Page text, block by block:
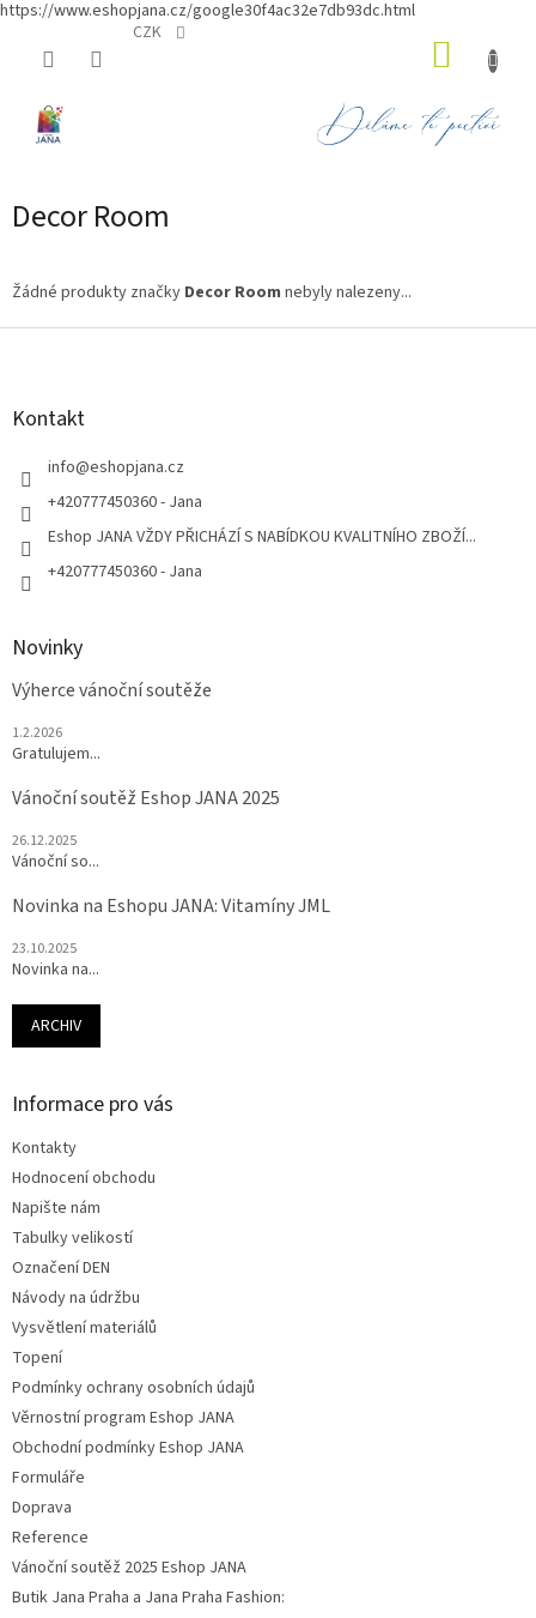
https://www.eshopjana.cz/google30f4ac32e7db93dc.html
CZK
Decor Room
Žádné produkty značky Decor Room nebyly nalezeny...
Z
Kontakt
info@eshopjana.cz
+420777450360 - Jana
Eshop JANA VŽDY PŘICHÁZÍ S NABÍDKOU KVALITNÍHO ZBOŽÍ...
+420777450360 - Jana
Novinky
Výherce vánoční soutěže
1.2.2026
Gratulujem...
Vánoční soutěž Eshop JANA 2025
26.12.2025
Vánoční so...
Novinka na Eshopu JANA: Vitamíny JML
23.10.2025
Novinka na...
ARCHIV
Informace pro vás
Kontakty
Hodnocení obchodu
Napište nám
Tabulky velikostí
Označení DEN
Návody na údržbu
Vysvětlení materiálů
Topení
Podmínky ochrany osobních údajů
Věrnostní program Eshop JANA
Obchodní podmínky Eshop JANA
Formuláře
Doprava
Reference
Vánoční soutěž 2025 Eshop JANA
Butik Jana Praha a Jana Praha Fashion: